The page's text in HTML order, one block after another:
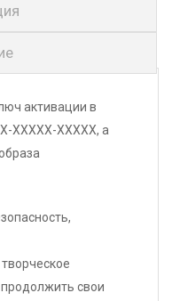
активации в
XXXXX-XXXXX, а
свои
быть